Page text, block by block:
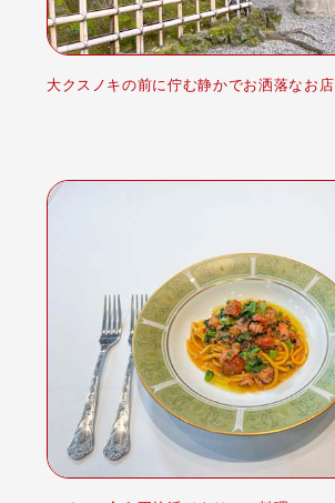
大クスノキの前に佇む静かでお洒落なお店